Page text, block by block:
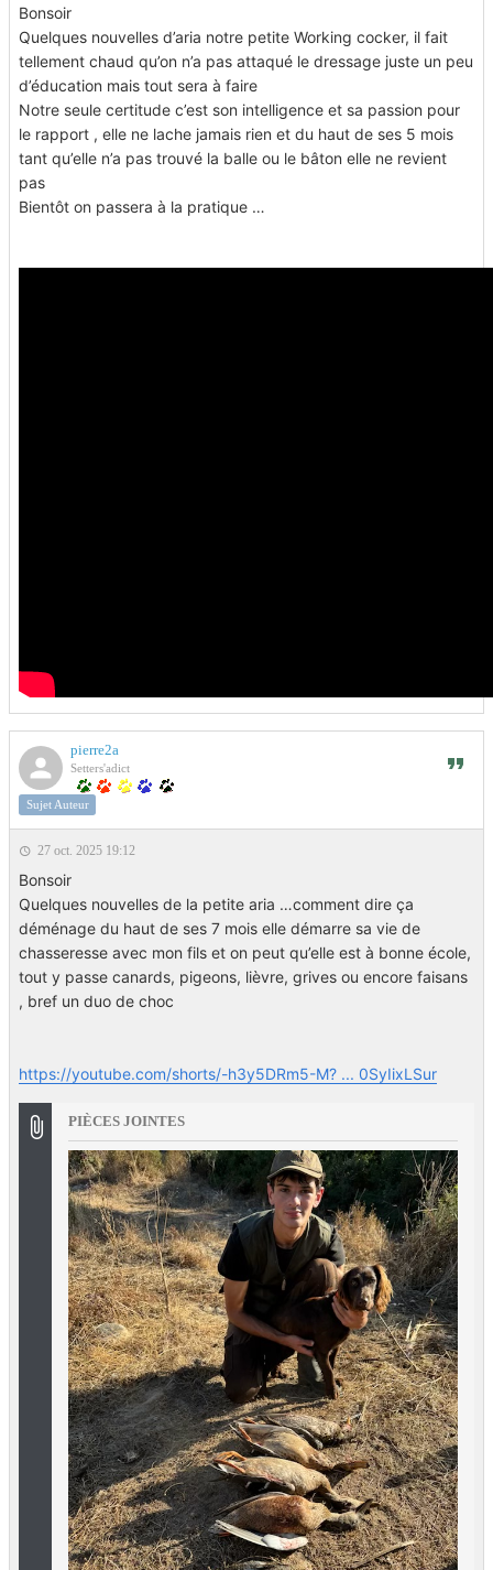
Bonsoir
Quelques nouvelles d’aria notre petite Working cocker, il fait
tellement chaud qu’on n’a pas attaqué le dressage juste un peu
d’éducation mais tout sera à faire
Notre seule certitude c’est son intelligence et sa passion pour
le rapport , elle ne lache jamais rien et du haut de ses 5 mois
tant qu’elle n’a pas trouvé la balle ou le bâton elle ne revient
pas
Bientôt on passera à la pratique …
pierre2a
Setters'adict
Sujet Auteur
27 oct. 2025 19:12
Bonsoir
Quelques nouvelles de la petite aria …comment dire ça
déménage du haut de ses 7 mois elle démarre sa vie de
chasseresse avec mon fils et on peut qu’elle est à bonne école,
tout y passe canards, pigeons, lièvre, grives ou encore faisans
, bref un duo de choc
https://youtube.com/shorts/-h3y5DRm5-M? ... 0SyIixLSur
PIÈCES JOINTES